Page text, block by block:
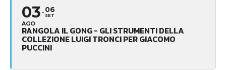
03
AGO
06
SET
RANGOLA IL GONG - GLI STRUMENTI DELLA
COLLEZIONE LUIGI TRONCI PER GIACOMO
PUCCINI